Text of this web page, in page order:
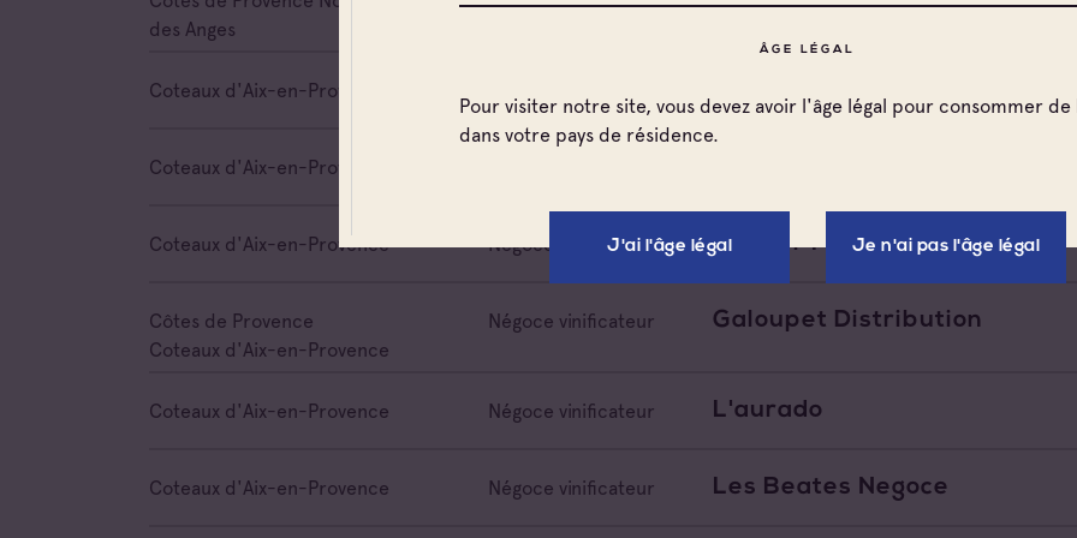
ÂGE LÉGAL
Pour visiter notre site, vous devez avoir l'âge légal pour consommer de
dans votre pays de résidence.
J'ai l'âge légal Je n'ai pas l'âge légal
des Anges
Coteaux d'Aix-en-Provence
Coteaux d'Aix-en-Provence
Coteaux d'Aix-en-Provence Négoce vinificateur Fischer Family
Côtes de Provence
Coteaux d'Aix-en-Provence
Négoce vinificateur Galoupet Distribution
Coteaux d'Aix-en-Provence Négoce vinificateur L'aurado
Coteaux d'Aix-en-Provence Négoce vinificateur Les Beates Negoce